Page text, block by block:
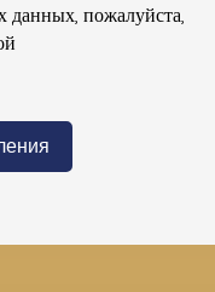
данных, пожалуйста,